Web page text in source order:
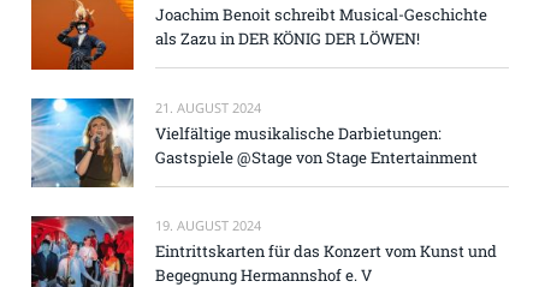
Joachim Benoit schreibt Musical-Geschichte
als Zazu in DER KÖNIG DER LÖWEN!
21. AUGUST 2024
Vielfältige musikalische Darbietungen:
Gastspiele @Stage von Stage Entertainment
19. AUGUST 2024
Eintrittskarten für das Konzert vom Kunst und
Begegnung Hermannshof e. V